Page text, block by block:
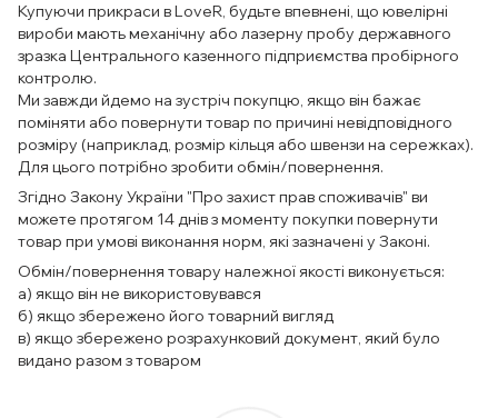
Купуючи прикраси в LoveR, будьте впевнені, що ювелірні
вироби мають механічну або лазерну пробу державного
зразка Центрального казенного підприємства пробірного
контролю.
Ми завжди йдемо на зустріч покупцю, якщо він бажає
поміняти або повернути товар по причині невідповідного
розміру (наприклад, розмір кільця або швензи на сережках).
Для цього потрібно зробити обмін/повернення.
Згідно Закону України "Про захист прав споживачів" ви
можете протягом 14 днів з моменту покупки повернути
товар при умові виконання норм, які зазначені у Законі.
Обмін/повернення товару належної якості виконується:
а) якщо він не використовувався
б) якщо збережено його товарний вигляд
в) якщо збережено розрахунковий документ, який було
видано разом з товаром